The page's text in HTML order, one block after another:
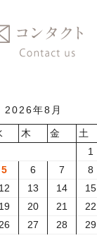
2026年8月
木 金 土
1
5 6 7 8
12 13 14 15
19 20 21 22
26 27 28 29